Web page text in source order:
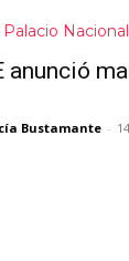
anunció
Bustamante -